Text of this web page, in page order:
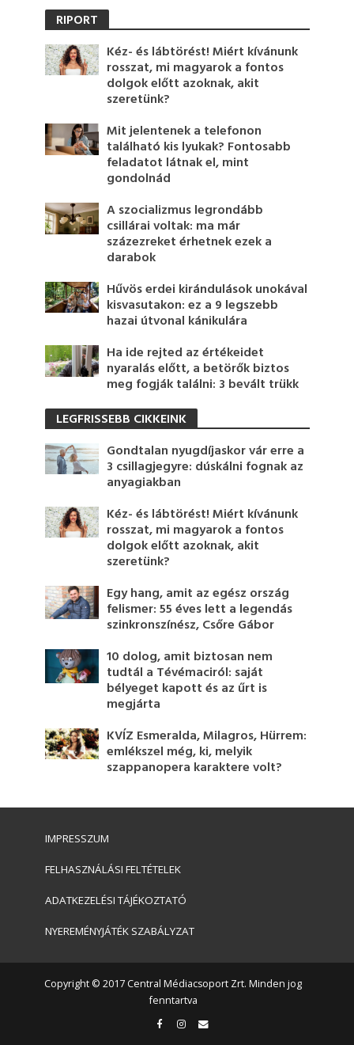
RIPORT
Kéz- és lábtörést! Miért kívánunk
rosszat, mi magyarok a fontos
dolgok előtt azoknak, akit
szeretünk?
Mit jelentenek a telefonon
található kis lyukak? Fontosabb
feladatot látnak el, mint
gondolnád
A szocializmus legrondább
csillárai voltak: ma már
százezreket érhetnek ezek a
darabok
Hűvös erdei kirándulások unokával
kisvasutakon: ez a 9 legszebb
hazai útvonal kánikulára
Ha ide rejted az értékeidet
nyaralás előtt, a betörők biztos
meg fogják találni: 3 bevált trükk
LEGFRISSEBB CIKKEINK
Gondtalan nyugdíjaskor vár erre a
3 csillagjegyre: dúskálni fognak az
anyagiakban
Kéz- és lábtörést! Miért kívánunk
rosszat, mi magyarok a fontos
dolgok előtt azoknak, akit
szeretünk?
Egy hang, amit az egész ország
felismer: 55 éves lett a legendás
szinkronszínész, Csőre Gábor
10 dolog, amit biztosan nem
tudtál a Tévémaciról: saját
bélyeget kapott és az űrt is
megjárta
KVÍZ Esmeralda, Milagros, Hürrem:
emlékszel még, ki, melyik
szappanopera karaktere volt?
IMPRESSZUM
FELHASZNÁLÁSI FELTÉTELEK
ADATKEZELÉSI TÁJÉKOZTATÓ
NYEREMÉNYJÁTÉK SZABÁLYZAT
Copyright © 2017 Central Médiacsoport Zrt. Minden jog
fenntartva